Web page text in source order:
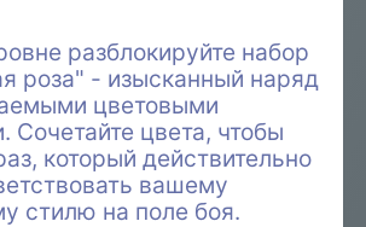
разблокируйте набор
роза" - изысканный наряд
цветовыми
Сочетайте цвета, чтобы
который действительно
вашему
стилю на поле боя.